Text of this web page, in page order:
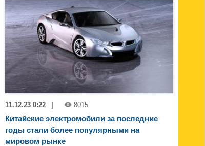
11.12.23 0:22 8015
Китайские электромобили за последние
годы стали более популярными на
мировом рынке